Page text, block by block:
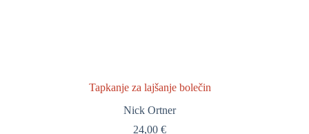
Tapkanje za lajšanje bolečin
Nick Ortner
24,00€